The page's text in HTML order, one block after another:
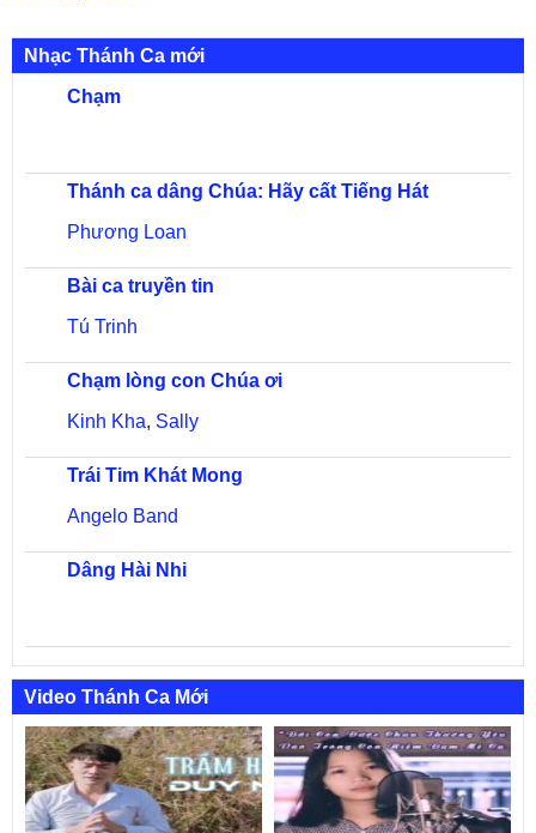
Nhạc Thánh Ca mới
Chạm
Thánh ca dâng Chúa: Hãy cất Tiếng Hát
Phương Loan
Bài ca truyền tin
Tú Trinh
Chạm lòng con Chúa ơi
Kinh Kha, Sally
Trái Tim Khát Mong
Angelo Band
Dâng Hài Nhi
Video Thánh Ca Mới